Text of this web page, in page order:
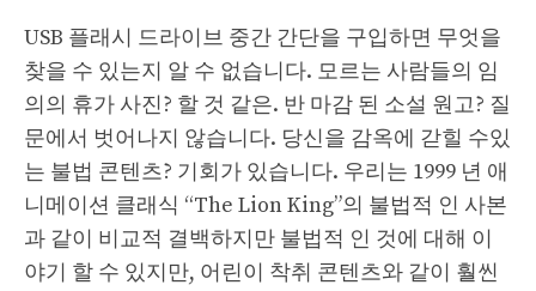
USB 플래시 드라이브 중간 간단을 구입하면 무엇을
찾을 수 있는지 알 수 없습니다. 모르는 사람들의 임
의의 휴가 사진? 할 것 같은. 반 마감 된 소설 원고? 질
문에서 벗어나지 않습니다. 당신을 감옥에 갇힐 수있
는 불법 콘텐츠? 기회가 있습니다. 우리는 1999 년 애
니메이션 클래식 “The Lion King”의 불법적 인 사본
과 같이 비교적 결백하지만 불법적 인 것에 대해 이
야기 할 수 있지만, 어린이 착취 콘텐츠와 같이 훨씬